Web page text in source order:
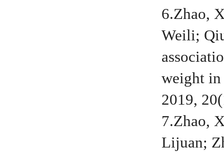
6.Zhao,
Weili;
weight
2019,
7.Zhao,
Lijuan;